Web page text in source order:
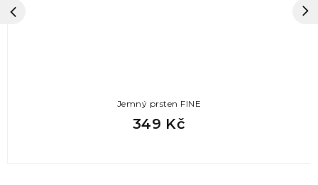
Jemný prsten FINE
349 Kč